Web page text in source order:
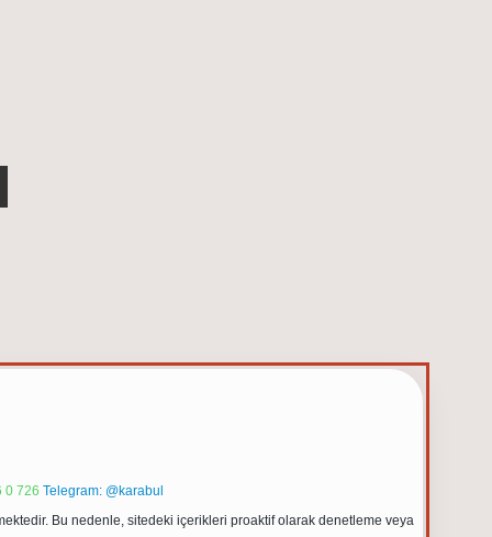
0 726 Telegram: @karabul
Bu nedenle, sitedeki içerikleri proaktif olarak denetleme veya